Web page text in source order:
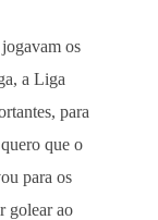
os
a Liga
para
que o
para os
golear ao